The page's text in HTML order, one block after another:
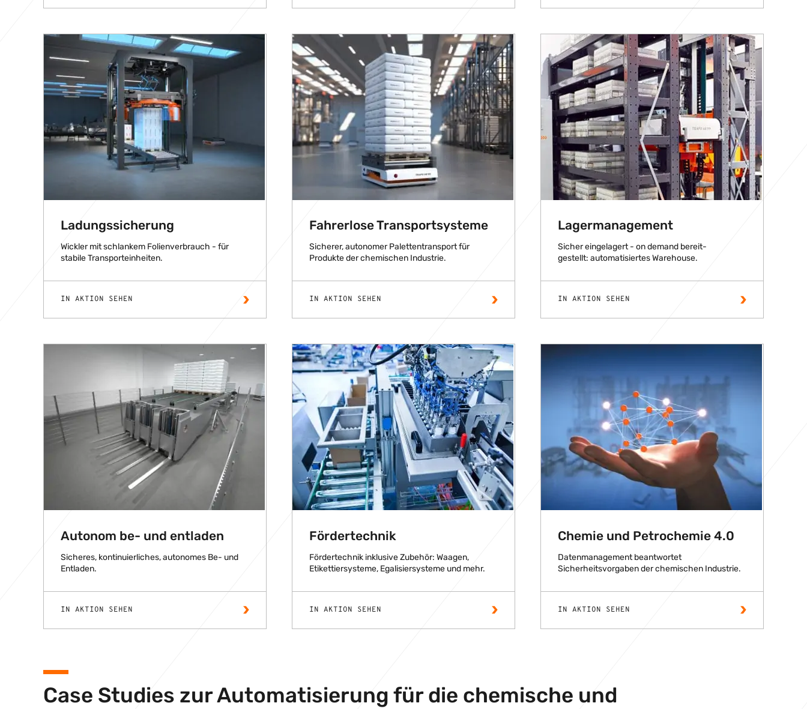
Ladungssicherung
Wickler mit schlankem Folienverbrauch - für
stabile Transporteinheiten.
IN AKTION SEHEN
Fahrerlose Transportsysteme
Sicherer, autonomer Palettentransport für
Produkte der chemischen Industrie.
IN AKTION SEHEN
Lagermanagement
Sicher eingelagert - on demand bereit-
gestellt: automatisiertes Warehouse.
IN AKTION SEHEN
Autonom be- und entladen
Sicheres, kontinuierliches, autonomes Be- und
Entladen.
IN AKTION SEHEN
Fördertechnik
Fördertechnik inklusive Zubehör: Waagen,
Etikettiersysteme, Egalisiersysteme und mehr.
IN AKTION SEHEN
Chemie und Petrochemie 4.0
Datenmanagement beantwortet
Sicherheitsvorgaben der chemischen Industrie.
IN AKTION SEHEN
Case Studies zur Automatisierung für die chemische und